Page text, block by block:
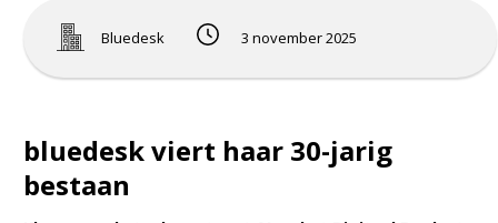
Bluedesk 3 november 2025
bluedesk viert haar 30-jarig
bestaan